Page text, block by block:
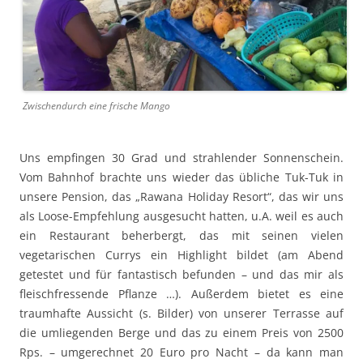
Zwischendurch eine frische Mango
Uns empfingen 30 Grad und strahlender Sonnenschein.
Vom Bahnhof brachte uns wieder das übliche Tuk-Tuk in
unsere Pension, das „Rawana Holiday Resort“, das wir uns
als Loose-Empfehlung ausgesucht hatten, u.A. weil es auch
ein Restaurant beherbergt, das mit seinen vielen
vegetarischen Currys ein Highlight bildet (am Abend
getestet und für fantastisch befunden – und das mir als
fleischfressende Pflanze …). Außerdem bietet es eine
traumhafte Aussicht (s. Bilder) von unserer Terrasse auf
die umliegenden Berge und das zu einem Preis von 2500
Rps. – umgerechnet 20 Euro pro Nacht – da kann man